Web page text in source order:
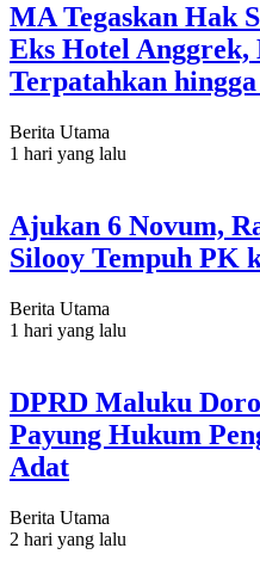
MA Tegaskan Hak
Eks Hotel
Terpatahkan
Berita Utama
1 hari yang lalu
Ajukan 6 Novum,
Silooy Tempuh PK
Berita Utama
1 hari yang lalu
DPRD Maluku
Payung Hukum
Adat
Berita Utama
2 hari yang lalu